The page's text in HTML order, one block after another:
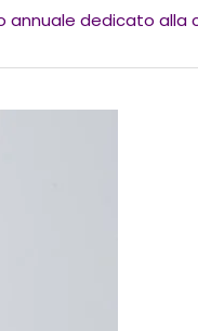
dedicato alla